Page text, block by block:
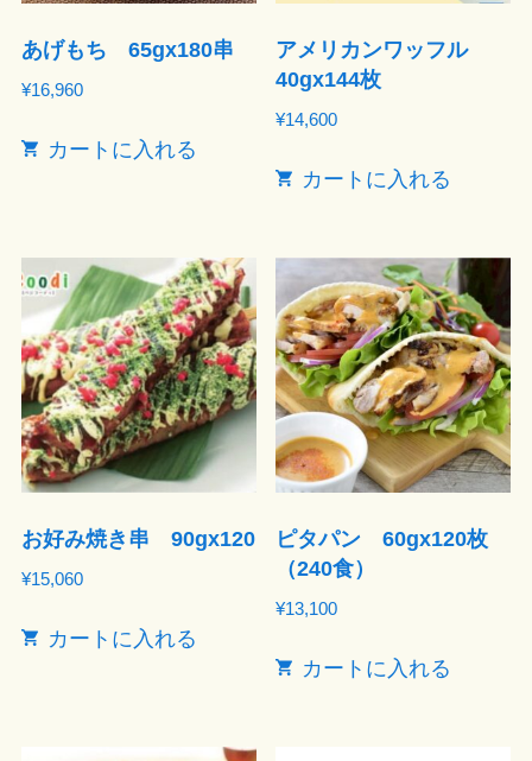
あげもち 65gx180串
¥16,960
カートに入れる
アメリカンワッフル
40gx144枚
¥14,600
カートに入れる
お好み焼き串 90gx120
¥15,060
カートに入れる
ピタパン 60gx120枚
（240食）
¥13,100
カートに入れる